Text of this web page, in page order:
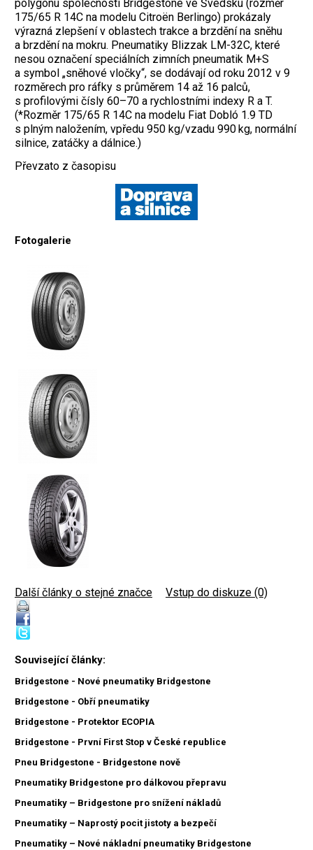
polygonu společnosti Bridgestone ve Švédsku (rozměr
175/65 R 14C na modelu Citroën Berlingo) prokázaly
výrazná zlepšení v oblastech trakce a brzdění na sněhu
a brzdění na mokru. Pneumatiky Blizzak LM-32C, které
nesou označení speciálních zimních pneumatik M+S
a symbol „sněhové vločky“, se dodávají od roku 2012 v 9
rozměrech pro ráfky s průměrem 14 až 16 palců,
s profilovými čísly 60–70 a rychlostními indexy R a T.
(*Rozměr 175/65 R 14C na modelu Fiat Dobló 1.9 TD
s plným naložením, vpředu 950 kg/vzadu 990 kg, normální
silnice, zatáčky a dálnice.)
Převzato z časopisu
Fotogalerie
Další články o stejné značce Vstup do diskuze (0)
Související články:
Bridgestone - Nové pneumatiky Bridgestone
Bridgestone - Obří pneumatiky
Bridgestone - Protektor ECOPIA
Bridgestone - První First Stop v České republice
Pneu Bridgestone - Bridgestone nově
Pneumatiky Bridgestone pro dálkovou přepravu
Pneumatiky – Bridgestone pro snížení nákladů
Pneumatiky – Naprostý pocit jistoty a bezpečí
Pneumatiky – Nové nákladní pneumatiky Bridgestone